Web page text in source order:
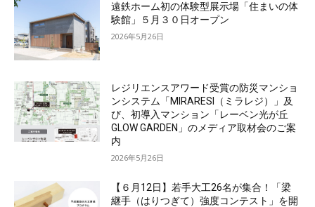
遠鉄ホーム初の体験型展示場「住まいの体
験館」５月３０日オープン
2026年5月26日
レジリエンスアワード受賞の防災マンショ
ンシステム「MIRARESI（ミラレジ）」及
び、初導入マンション「レーベン光が丘
GLOW GARDEN」のメディア取材会のご案
内
2026年5月26日
【６月12日】若手大工26名が集合！「梁
継手（はりつぎて）強度コンテスト」を開